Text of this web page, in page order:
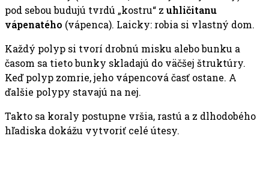
pod sebou budujú tvrdú „kostru“ z uhličitanu
vápenatého (vápenca). Laicky: robia si vlastný dom.
Každý polyp si tvorí drobnú misku alebo bunku a
časom sa tieto bunky skladajú do väčšej štruktúry.
Keď polyp zomrie, jeho vápencová časť ostane. A
ďalšie polypy stavajú na nej.
Takto sa koraly postupne vršia, rastú a z dlhodobého
hľadiska dokážu vytvoriť celé útesy.